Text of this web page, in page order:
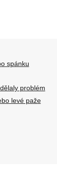
spánku
problém
levé paže